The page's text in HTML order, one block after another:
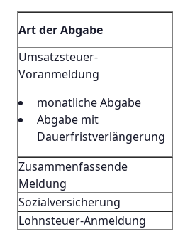
Art der Abgabe
Umsatzsteuer-
Voranmeldung
monatliche Abgabe
Abgabe mit
Dauerfristverlängerung
Zusammenfassende
Meldung
Sozialversicherung
Lohnsteuer-Anmeldung